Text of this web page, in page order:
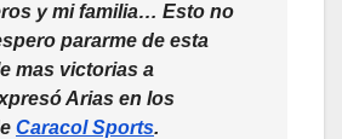
y mi familia… Esto no
pararme de esta
mas victorias a
Arias en los
Caracol Sports.